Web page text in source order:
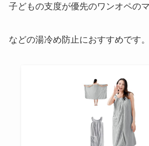
子どもの支度が優先のワンオペの
などの湯冷め防止におすすめです。